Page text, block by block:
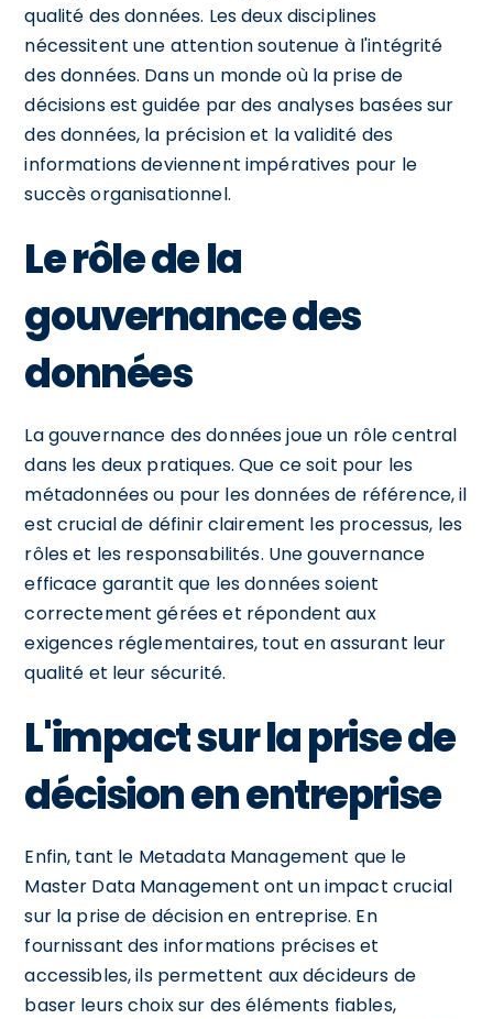
qualité des données. Les deux disciplines
nécessitent une attention soutenue à l'intégrité
des données. Dans un monde où la prise de
décisions est guidée par des analyses basées sur
des données, la précision et la validité des
informations deviennent impératives pour le
succès organisationnel.
Le rôle de la
gouvernance des
données
La gouvernance des données joue un rôle central
dans les deux pratiques. Que ce soit pour les
métadonnées ou pour les données de référence, il
est crucial de définir clairement les processus, les
rôles et les responsabilités. Une gouvernance
efficace garantit que les données soient
correctement gérées et répondent aux
exigences réglementaires, tout en assurant leur
qualité et leur sécurité.
L'impact sur la prise de
décision en entreprise
Enfin, tant le Metadata Management que le
Master Data Management ont un impact crucial
sur la prise de décision en entreprise. En
fournissant des informations précises et
accessibles, ils permettent aux décideurs de
baser leurs choix sur des éléments fiables,